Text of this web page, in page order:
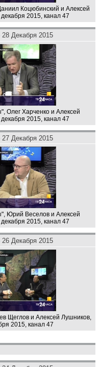
Коцюбинский и Алексей
2015, канал 47
28 Декабря 2015
Олег Харченко и Алексей
2015, канал 47
27 Декабря 2015
Юрий Веселов и Алексей
2015, канал 47
26 Декабря 2015
Щеглов и Алексей Лушников,
2015, канал 47